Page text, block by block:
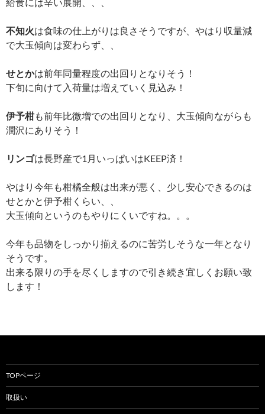
不知火は食味の仕上がりは良さそうですが、やはり収量減
で大玉傾向は変わらず、、
せとかは前年同量程度の出回りとなりそう！
下旬に向けて入荷量は増えていく見込み！
伊予柑も前年比微増での出回りとなり、大玉傾向ながらも
潤沢にありそう！
リンゴは長野産で1月いっぱいはKEEP済！
やはり今年も柑橘全般は出来が悪く、少し安心できるのは
せとかと伊予柑くらい、、
大玉傾向というのもやりにくいですね。。。
今年も品物をしっかり揃えるのに苦労しそうな一年となり
そうです。
出来る限りの手を尽くしますので引き続き宜しくお願い致
します！
TOPページ
取扱い